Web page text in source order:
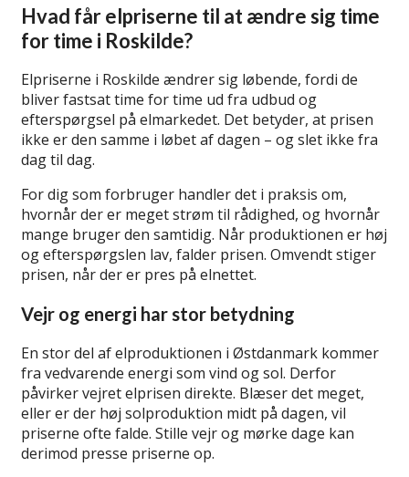
Hvad får elpriserne til at ændre sig time
for time i Roskilde?
Elpriserne i Roskilde ændrer sig løbende, fordi de
bliver fastsat time for time ud fra udbud og
efterspørgsel på elmarkedet. Det betyder, at prisen
ikke er den samme i løbet af dagen – og slet ikke fra
dag til dag.
For dig som forbruger handler det i praksis om,
hvornår der er meget strøm til rådighed, og hvornår
mange bruger den samtidig. Når produktionen er høj
og efterspørgslen lav, falder prisen. Omvendt stiger
prisen, når der er pres på elnettet.
Vejr og energi har stor betydning
En stor del af elproduktionen i Østdanmark kommer
fra vedvarende energi som vind og sol. Derfor
påvirker vejret elprisen direkte. Blæser det meget,
eller er der høj solproduktion midt på dagen, vil
priserne ofte falde. Stille vejr og mørke dage kan
derimod presse priserne op.